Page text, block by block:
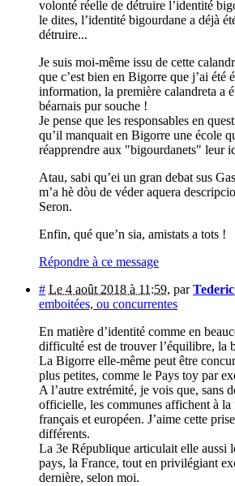
volonté réelle de détruire l’identité
le dites, l’identité bigourdane a déjà
détruire...
Je suis moi-même issu de cette
que c’est bien en Bigorre que j’ai été
information, la première calandreta a
béarnais pur souche !
Je pense que les responsables en
qu’il manquait en Bigorre une école
réapprendre aux "bigourdanets" leur
Atau, sabi qu’ei un gran debat sus
m’a hè dòu de véder aquera
Seron.
Enfin, qué que’n sia, amistats a tots !
Répondre à ce message
# Le 4 août 2018 à 11:59, par
emboitées, ou concurrentes
En matière d’identité comme en
difficulté est de trouver l’équilibre, la
La Bigorre elle-même peut être
plus petites, comme le Pays toy par
A l’autre extrémité, je vois que, sans
officielle, les communes affichent à la
français et européen. J’aime cette
différents.
La 3e République articulait elle aussi
pays, la France, tout en privilégiant
dernière, selon moi.